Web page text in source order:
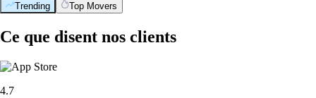
Trending Top Movers
Ce que disent nos clients
4.7